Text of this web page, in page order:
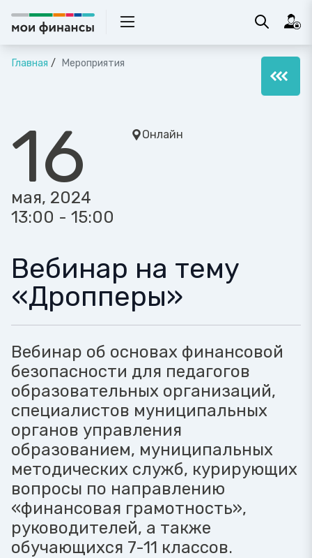
Главная Мероприятия
16
мая, 2024
13:00 - 15:00
Онлайн
Вебинар на тему
«Дропперы»
Вебинар об основах финансовой
безопасности для педагогов
образовательных организаций,
специалистов муниципальных
органов управления
образованием, муниципальных
методических служб, курирующих
вопросы по направлению
«финансовая грамотность»,
руководителей, а также
обучающихся 7-11 классов.